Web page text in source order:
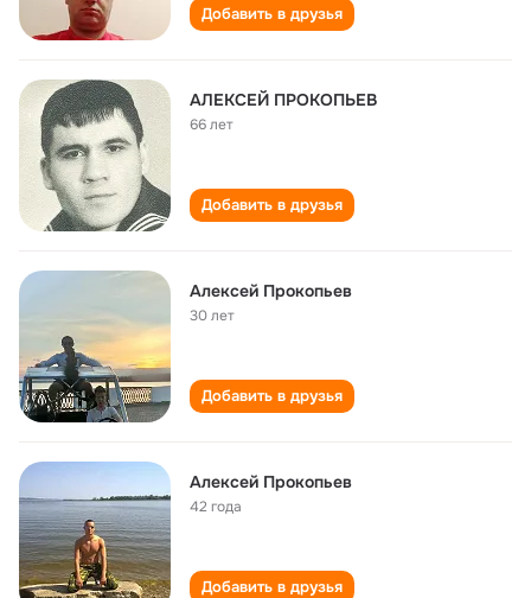
Добавить в друзья
АЛЕКСЕЙ ПРОКОПЬЕВ
66 лет
Добавить в друзья
Алексей Прокопьев
30 лет
Добавить в друзья
Алексей Прокопьев
42 года
Добавить в друзья